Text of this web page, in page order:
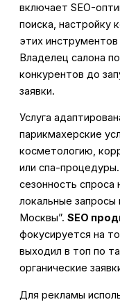
включает SEO-
поиска, настройку
этих
Владелец салона
конкурентов до
заявки.
Услуга
парикмахерские
косметологию,
или спа-
сезонность
локальные
Москвы”. SEO
фокусируется на
выходил в топ по
органические
Для рекламы